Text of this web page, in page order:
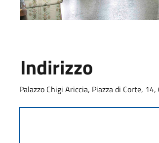
Indirizzo
Palazzo Chigi Ariccia, Piazza di Corte,